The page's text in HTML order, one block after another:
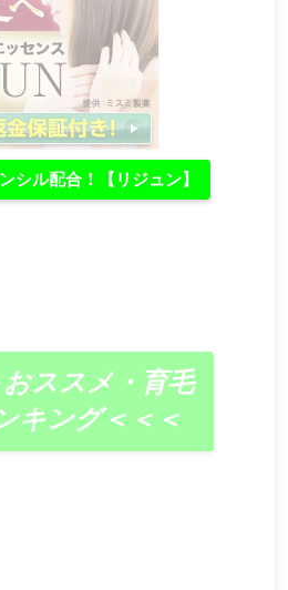
シル配合！【リジュン】
おススメ・育毛
キング＜＜＜